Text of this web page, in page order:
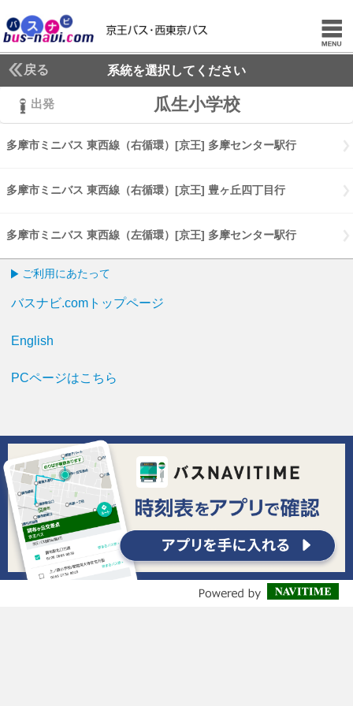
戻る 系統を選択してください
出発 瓜生小学校
多摩市ミニバス 東西線（右循環）[京王] 多摩センター駅行
多摩市ミニバス 東西線（右循環）[京王] 豊ヶ丘四丁目行
多摩市ミニバス 東西線（左循環）[京王] 多摩センター駅行
ご利用にあたって
バスナビ.comトップページ
English
PCページはこちら